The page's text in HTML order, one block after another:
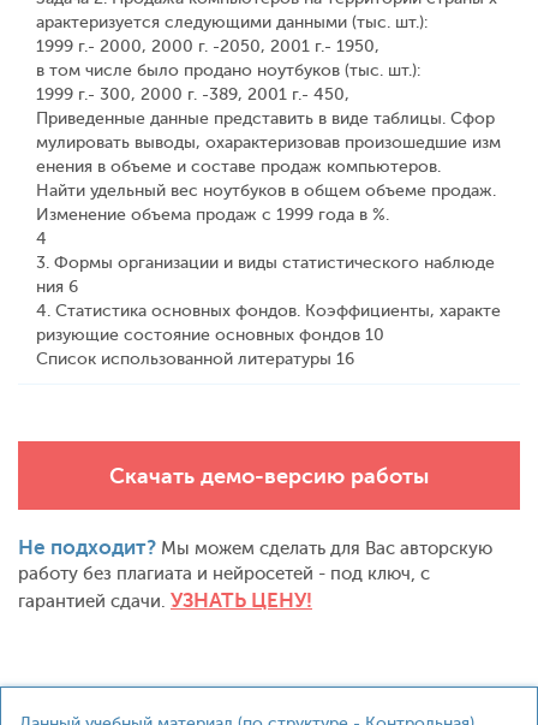
арактеризуется следующими данными (тыс. шт.):
1999 г.- 2000, 2000 г. -2050, 2001 г.- 1950,
в том числе было продано ноутбуков (тыс. шт.):
1999 г.- 300, 2000 г. -389, 2001 г.- 450,
Приведенные данные представить в виде таблицы. Сфор
мулировать выводы, охарактеризовав произошедшие изм
енения в объеме и составе продаж компьютеров.
Найти удельный вес ноутбуков в общем объеме продаж.
Изменение объема продаж с 1999 года в %.
4
3. Формы организации и виды статистического наблюде
ния 6
4. Статистика основных фондов. Коэффициенты, характе
ризующие состояние основных фондов 10
Список использованной литературы 16
Скачать демо-версию работы
Не подходит? Мы можем сделать для Вас авторскую
работу без плагиата и нейросетей - под ключ, с
гарантией сдачи. УЗНАТЬ ЦЕНУ!